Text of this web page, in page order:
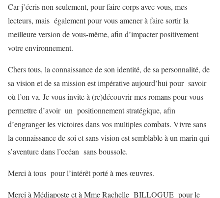
Car j’écris non seulement, pour faire corps avec vous, mes
lecteurs, mais également pour vous amener à faire sortir la
meilleure version de vous-même, afin d’impacter positivement
votre environnement.
Chers tous, la connaissance de son identité, de sa personnalité, de
sa vision et de sa mission est impérative aujourd’hui pour savoir
où l’on va. Je vous invite à (re)découvrir mes romans pour vous
permettre d’avoir un positionnement stratégique, afin
d’engranger les victoires dans vos multiples combats. Vivre sans
la connaissance de soi et sans vision est semblable à un marin qui
s’aventure dans l’océan sans boussole.
Merci à tous pour l’intérêt porté à mes œuvres.
Merci à Médiaposte et à Mme Rachelle BILLOGUE pour le